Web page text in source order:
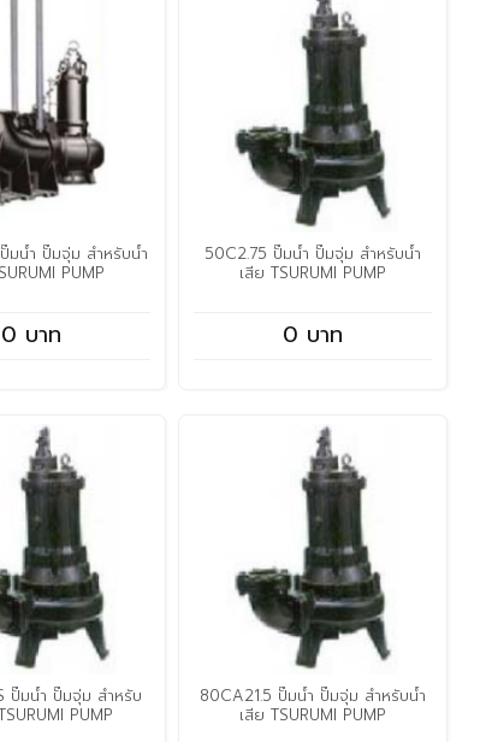
มน้ำ ปั๊มจุ่ม สำหรับน้ำ
PUMP
0 บาท
50C2.75 ปั๊มน้ำ ปั๊มจุ่ม สำหรับน้ำ
เสีย TSURUMI PUMP
0 บาท
ปั๊มน้ำ ปั๊มจุ่ม สำหรับ
PUMP
80CA21.5 ปั๊มน้ำ ปั๊มจุ่ม สำหรับน้ำ
เสีย TSURUMI PUMP